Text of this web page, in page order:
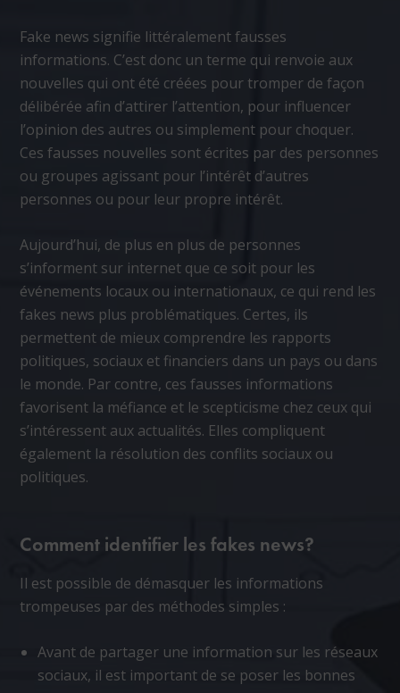
Fake news signifie littéralement fausses
informations. C’est donc un terme qui renvoie aux
nouvelles qui ont été créées pour tromper de façon
délibérée afin d’attirer l’attention, pour influencer
l’opinion des autres ou simplement pour choquer.
Ces fausses nouvelles sont écrites par des personnes
ou groupes agissant pour l’intérêt d’autres
personnes ou pour leur propre intérêt.
Aujourd’hui, de plus en plus de personnes
s’informent sur internet que ce soit pour les
événements locaux ou internationaux, ce qui rend les
fakes news plus problématiques. Certes, ils
permettent de mieux comprendre les rapports
politiques, sociaux et financiers dans un pays ou dans
le monde. Par contre, ces fausses informations
favorisent la méfiance et le scepticisme chez ceux qui
s’intéressent aux actualités. Elles compliquent
également la résolution des conflits sociaux ou
politiques.
Comment identifier les fakes news?
Il est possible de démasquer les informations
trompeuses par des méthodes simples :
Avant de partager une information sur les réseaux
sociaux, il est important de se poser les bonnes